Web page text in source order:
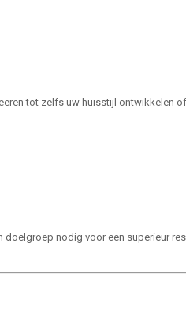
tot zelfs uw huisstijl ontwikkelen
doelgroep nodig voor een superieur